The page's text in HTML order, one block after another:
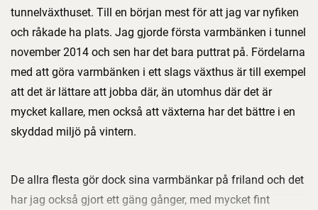
tunnelväxthuset. Till en början mest för att jag var nyfiken
och råkade ha plats. Jag gjorde första varmbänken i tunnel
november 2014 och sen har det bara puttrat på. Fördelarna
med att göra varmbänken i ett slags växthus är till exempel
att det är lättare att jobba där, än utomhus där det är
mycket kallare, men också att växterna har det bättre i en
skyddad miljö på vintern.
De allra flesta gör dock sina varmbänkar på friland och det
har jag också gjort ett gäng gånger, med mycket fint